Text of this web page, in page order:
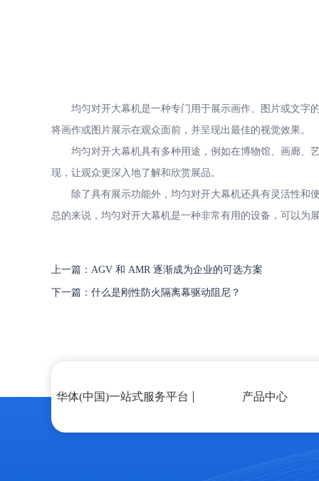
均匀对开大幕机是一种专门用于展示画作、图片或文字的
将画作或图片展示在观众面前，并呈现出最佳的视觉效果。
均匀对开大幕机具有多种用途，例如在博物馆、画廊、艺
现，让观众更深入地了解和欣赏展品。
除了具有展示功能外，均匀对开大幕机还具有灵活性和便
总的来说，均匀对开大幕机是一种非常有用的设备，可以为
上一篇：AGV 和 AMR 逐渐成为企业的可选方案
下一篇：什么是刚性防火隔离幕驱动阻尼？
华体(中国)一站式服务平台 产品中心